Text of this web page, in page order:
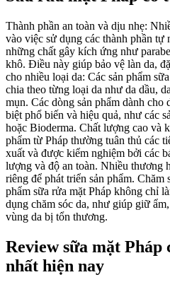
Thành phần an toàn và dịu nhẹ:
vào việc sử dụng các thành phần tự
những chất gây kích ứng như
khô. Điều này giúp bảo vệ làn da,
cho nhiều loại da: Các sản phẩm
chia theo từng loại da như da dầu,
mụn. Các dòng sản phẩm dành cho
biệt phổ biến và hiệu quả, như các
hoặc Bioderma. Chất lượng cao và
phẩm từ Pháp thường tuân thủ các
xuất và được kiểm nghiệm bởi các
lượng và độ an toàn. Nhiều thương
riêng để phát triển sản phẩm. Chăm
phẩm sữa rửa mặt Pháp không chỉ
dụng chăm sóc da, như giúp giữ
vùng da bị tổn thương.
Review sữa mặt
nhất hiện nay